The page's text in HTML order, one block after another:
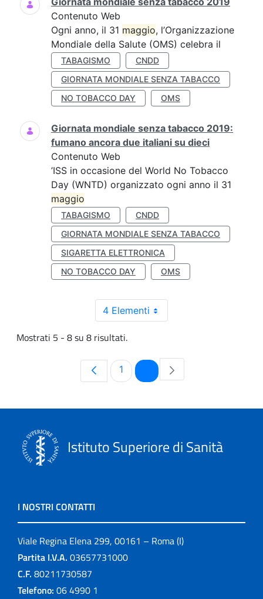
Contenuto Web
Ogni anno, il 31 maggio, l’Organizzazione
Mondiale della Salute (OMS) celebra il
TABAGISMO
CNDD
GIORNATA MONDIALE SENZA TABACCO
NO TOBACCO DAY
OMS
Giornata mondiale senza tabacco 2019:
fumano ancora due italiani su dieci
Contenuto Web
’ISS in occasione del World No Tobacco
Day (WNTD) organizzato ogni anno il 31
maggio
TABAGISMO
CNDD
GIORNATA MONDIALE SENZA TABACCO
SIGARETTA ELETTRONICA
NO TOBACCO DAY
OMS
4 Elementi
Mostrati 5 - 8 su 8 risultati.
Pagina
1 Pagina
Istituto Superiore di Sanità
I NOSTRI CONTATTI
Viale Regina Elena 299, 00161 – Roma (I)
Partita I.V.A. 03657731000
C.F. 80211730587
Telefono: 06 4990 1